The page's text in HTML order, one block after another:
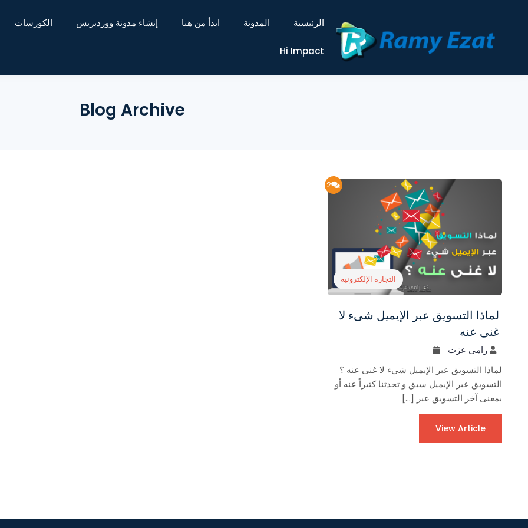
الرئيسية المدونة ابدأ من هنا إنشاء مدونة ووردبريس الكورسات
Hi Impact
Blog Archive
2
التجارة الإلكترونية
لماذا التسويق عبر الإيميل شىء لا
غنى عنه
رامى عزت
لماذا التسويق عبر الإيميل شيء لا غنى عنه ؟
التسويق عبر الإيميل سبق و تحدثنا كثيراً عنه أو
بمعنى آخر التسويق عبر […]
View Article